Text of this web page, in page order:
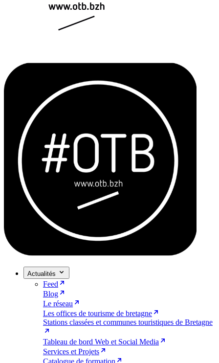
Actualités
Feed
Blog
Le réseau
Les offices de tourisme de bretagne
Stations classées et communes touristiques de Bretagne
Tableau de bord Web et Social Media
Services et Projets
Catalogue de formation